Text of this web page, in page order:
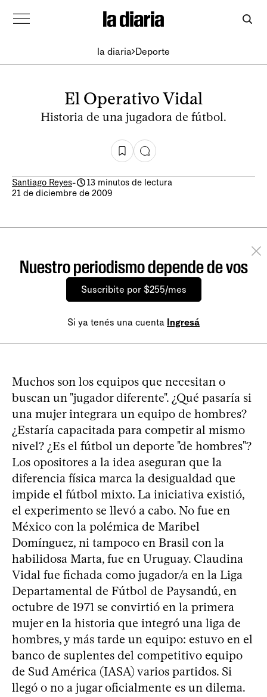
la diaria Deporte
El Operativo Vidal
Historia de una jugadora de fútbol.
Santiago Reyes-
13 minutos de lectura
21 de diciembre de 2009
Nuestro periodismo depende de vos
Suscribite por $255/mes
Si ya tenés una cuenta Ingresá
Muchos son los equipos que necesitan o
buscan un "jugador diferente". ¿Qué pasaría si
una mujer integrara un equipo de hombres?
¿Estaría capacitada para competir al mismo
nivel? ¿Es el fútbol un deporte "de hombres"?
Los opositores a la idea aseguran que la
diferencia física marca la desigualdad que
impide el fútbol mixto. La iniciativa existió,
el experimento se llevó a cabo. No fue en
México con la polémica de Maribel
Domínguez, ni tampoco en Brasil con la
habilidosa Marta, fue en Uruguay. Claudina
Vidal fue fichada como jugador/a en la Liga
Departamental de Fútbol de Paysandú, en
octubre de 1971 se convirtió en la primera
mujer en la historia que integró una liga de
hombres, y más tarde un equipo: estuvo en el
banco de suplentes del competitivo equipo
de Sud América (IASA) varios partidos. Si
llegó o no a jugar oficialmente es un dilema.